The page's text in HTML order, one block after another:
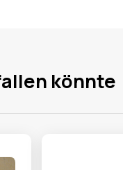
könnte